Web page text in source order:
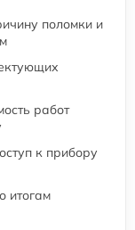
поломки и
работ
к прибору
итогам